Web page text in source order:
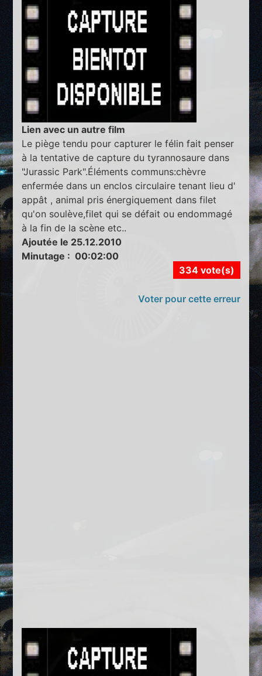
Lien avec un autre film
Le piège tendu pour capturer le félin fait penser
à la tentative de capture du tyrannosaure dans
"Jurassic Park".Éléments communs:chèvre
enfermée dans un enclos circulaire tenant lieu d'
appât , animal pris énergiquement dans filet
qu'on soulève,filet qui se défait ou endommagé
à la fin de la scène etc..
Ajoutée le 25.12.2010
Minutage : 00:02:00
334 vote(s)
Voter pour cette erreur